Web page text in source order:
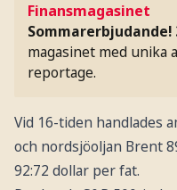
Finansmagasinet
magasinet med unika
reportage.
Vid 16-tiden handlades
och nordsjöoljan Brent
92:72 dollar per fat.